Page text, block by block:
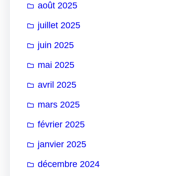
août 2025
juillet 2025
juin 2025
mai 2025
avril 2025
mars 2025
février 2025
janvier 2025
décembre 2024